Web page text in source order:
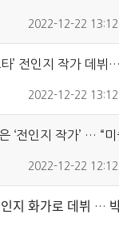
2022-12-22 13:12
타’ 전인지 작가 데
2022-12-22 13:12
‘전인지 작가’ … “
2022-12-22 12:12
화가로 데뷔 …